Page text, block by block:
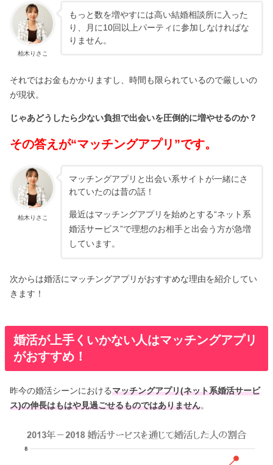
柏木りさこ
もっと数を増やすには高い結婚相談所に入った
り、月に10回以上パーティに参加しなければな
りません。
それではお金もかかりますし、時間も限られているので厳しいの
が現状。
じゃあどうしたら少ない負担で出会いを圧倒的に増やせるのか？
その答えが“マッチングアプリ”です。
柏木りさこ
マッチングアプリと出会い系サイトが一緒にさ
れていたのは昔の話！
最近はマッチングアプリを始めとする“ネット系
婚活サービス”で理想のお相手と出会う方が急増
しています。
次からは婚活にマッチングアプリがおすすめな理由を紹介してい
きます！
婚活が上手くいかない人はマッチングアプリ
がおすすめ！
昨今の婚活シーンにおけるマッチングアプリ(ネット系婚活サービ
ス)の伸長はもはや見過ごせるものではありません。